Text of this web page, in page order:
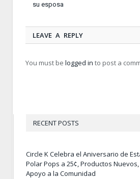
su esposa
LEAVE A REPLY
You must be logged in to post a
RECENT POSTS
Circle K Celebra el Aniversario de
Polar Pops a 25¢, Productos
Apoyo a la Comunidad